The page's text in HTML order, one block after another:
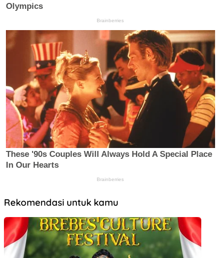
Rekomendasi untuk kamu